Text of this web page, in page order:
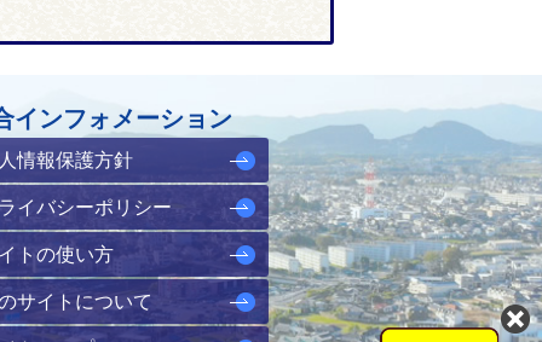
インフォメーション
情報保護方針
イバシーポリシー
トの使い方
サイトについて